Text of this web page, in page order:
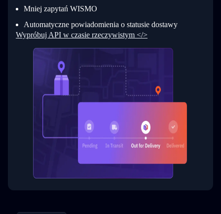
32
33
34
  }
}
Mniej zapytań WISMO
Automatyczne powiadomienia o statusie dostawy
Wypróbuj API w czasie rzeczywistym </>